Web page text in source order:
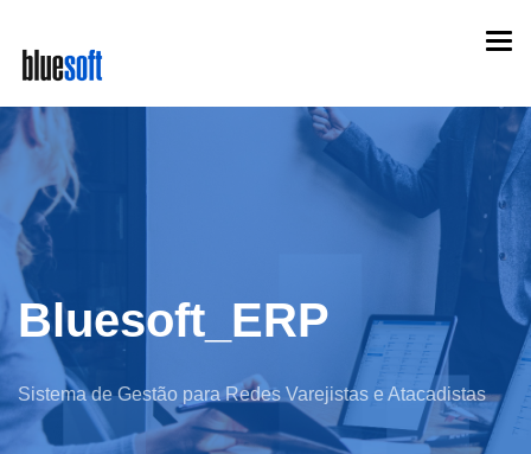
main
content
Bluesoft_ERP
Sistema de Gestão para Redes Varejistas e Atacadistas